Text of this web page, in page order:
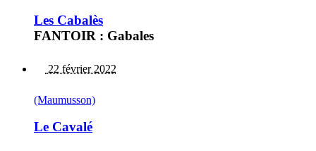
Les Cabalès
FANTOIR : Gabales
22 février 2022
(Maumusson)
Le Cavalé